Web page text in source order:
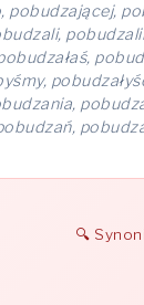
pobudzającej,